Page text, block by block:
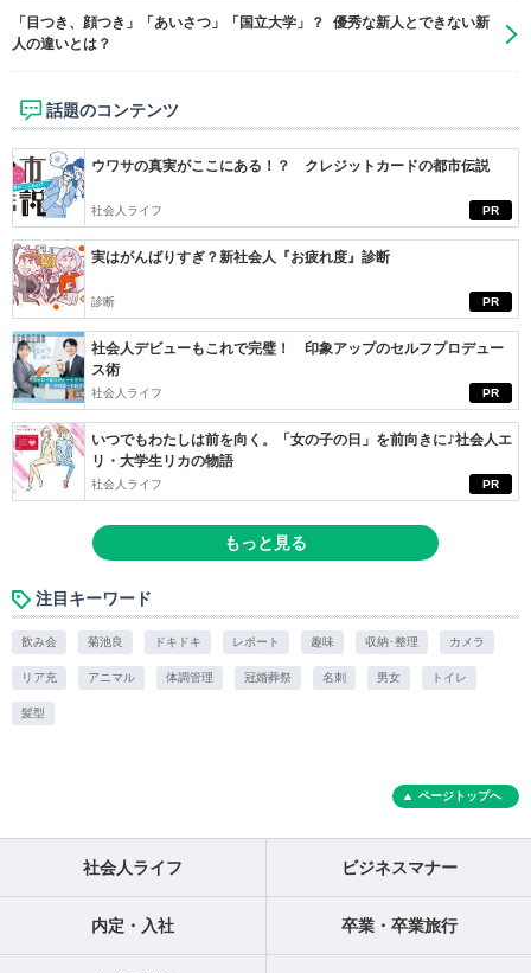
「目つき、顔つき」「あいさつ」「国立大学」？ 優秀な新人とできない新
人の違いとは？
話題のコンテンツ
PR
ウワサの真実がここにある！？ クレジットカードの都市伝説
社会人ライフ
PR
実はがんばりすぎ？新社会人『お疲れ度』診断
診断
PR
社会人デビューもこれで完璧！ 印象アップのセルフプロデュー
ス術
社会人ライフ
PR
いつでもわたしは前を向く。「女の子の日」を前向きに♪社会人エ
リ・大学生リカの物語
社会人ライフ
もっと見る
注目キーワード
飲み会 菊池良 ドキドキ レポート 趣味 収納･整理 カメラ
リア充 アニマル 体調管理 冠婚葬祭 名刺 男女 トイレ
髪型
ページトップへ
社会人ライフ ビジネスマナー
内定・入社 卒業・卒業旅行